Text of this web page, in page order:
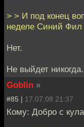
> > И под конец
неделе Синий
Нет.
Не выйдет никогда.
Goblin »
#85 | 17.07.08 21:37
Кому: Добро с